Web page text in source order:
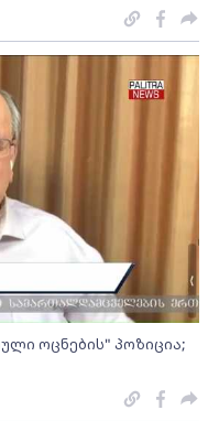
ოცნების" პოზიცია;